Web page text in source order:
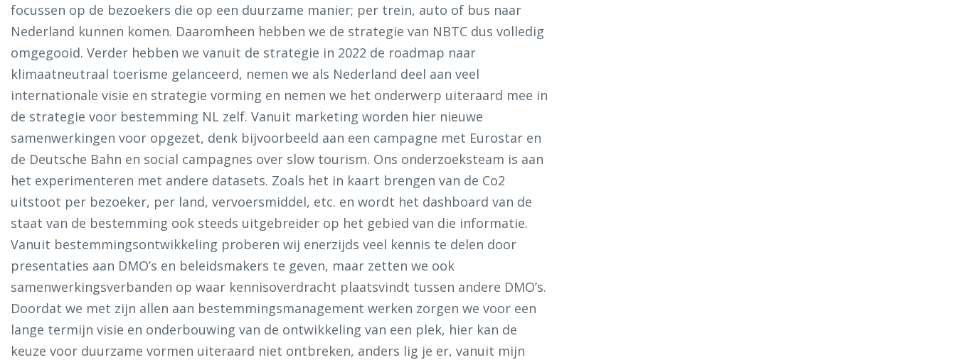
focussen op de bezoekers die op een duurzame manier; per trein, auto of bus naar
Nederland kunnen komen. Daaromheen hebben we de strategie van NBTC dus volledig
omgegooid. Verder hebben we vanuit de strategie in 2022 de roadmap naar
klimaatneutraal toerisme gelanceerd, nemen we als Nederland deel aan veel
internationale visie en strategie vorming en nemen we het onderwerp uiteraard mee in
de strategie voor bestemming NL zelf. Vanuit marketing worden hier nieuwe
samenwerkingen voor opgezet, denk bijvoorbeeld aan een campagne met Eurostar en
de Deutsche Bahn en social campagnes over slow tourism. Ons onderzoeksteam is aan
het experimenteren met andere datasets. Zoals het in kaart brengen van de Co2
uitstoot per bezoeker, per land, vervoersmiddel, etc. en wordt het dashboard van de
staat van de bestemming ook steeds uitgebreider op het gebied van die informatie.
Vanuit bestemmingsontwikkeling proberen wij enerzijds veel kennis te delen door
presentaties aan DMO’s en beleidsmakers te geven, maar zetten we ook
samenwerkingsverbanden op waar kennisoverdracht plaatsvindt tussen andere DMO’s.
Doordat we met zijn allen aan bestemmingsmanagement werken zorgen we voor een
lange termijn visie en onderbouwing van de ontwikkeling van een plek, hier kan de
keuze voor duurzame vormen uiteraard niet ontbreken, anders lig je er, vanuit mijn